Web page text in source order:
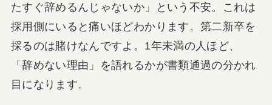
たすぐ辞めるんじゃないか」という不安。これは
採用側にいると痛いほどわかります。第二新卒を
採るのは賭けなんですよ。1年未満の人ほど、
「辞めない理由」を語れるかが書類通過の分かれ
目になります。